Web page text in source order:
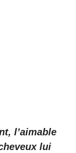
l’aimable
lui